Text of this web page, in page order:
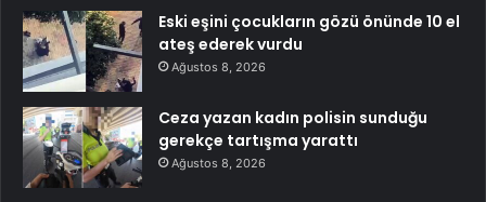
Eski eşini çocukların gözü önünde 10 el
ateş ederek vurdu
Ağustos 8, 2026
Ceza yazan kadın polisin sunduğu
gerekçe tartışma yarattı
Ağustos 8, 2026